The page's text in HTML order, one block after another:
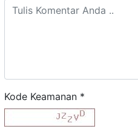
Kode Keamanan *